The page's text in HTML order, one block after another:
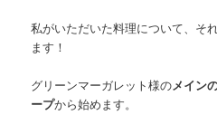
私がいただいた料理について、そ
ます！
グリーンマーガレット様のメイン
ープから始めます。